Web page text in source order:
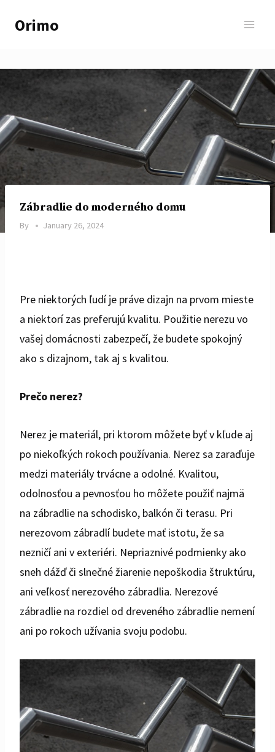
Orimo
Zábradlie do moderného domu
By January 26, 2024
Pre niektorých ľudí je práve dizajn na prvom mieste
a niektorí zas preferujú kvalitu. Použitie nerezu vo
vašej domácnosti zabezpečí, že budete spokojný
ako s dizajnom, tak aj s kvalitou.
Prečo nerez?
Nerez je materiál, pri ktorom môžete byť v kľude aj
po niekoľkých rokoch používania. Nerez sa zaraďuje
medzi materiály trvácne a odolné. Kvalitou,
odolnosťou a pevnosťou ho môžete použiť najmä
na zábradlie na schodisko, balkón či terasu. Pri
nerezovom zábradlí budete mať istotu, že sa
nezničí ani v exteriéri. Nepriaznivé podmienky ako
sneh dážď či slnečné žiarenie nepoškodia štruktúru,
ani veľkosť nerezového zábradlia. Nerezové
zábradlie na rozdiel od dreveného zábradlie nemení
ani po rokoch užívania svoju podobu.